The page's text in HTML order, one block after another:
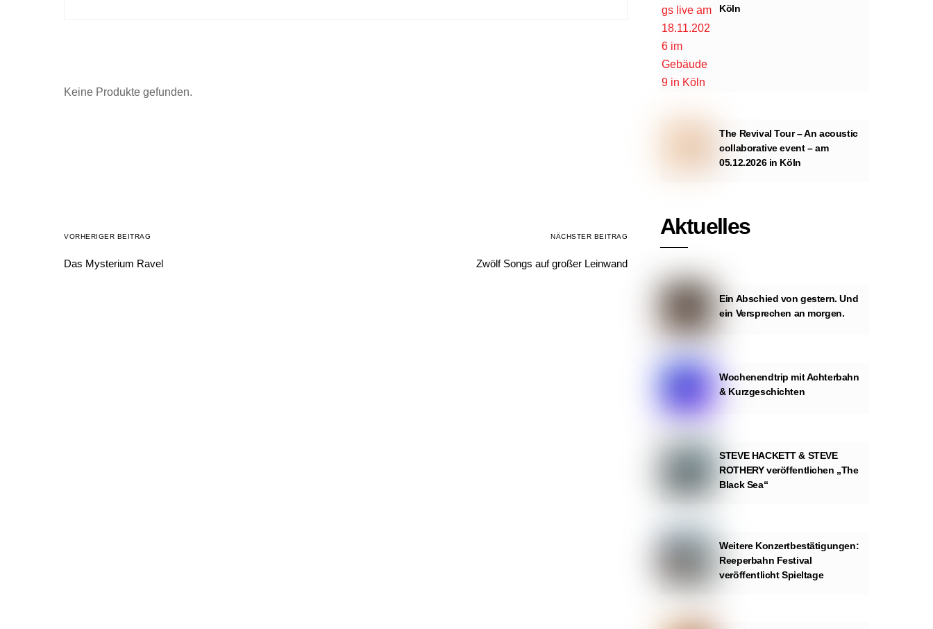
Keine Produkte gefunden.
VORHERIGER BEITRAG
Das Mysterium Ravel
NÄCHSTER BEITRAG
Zwölf Songs auf großer Leinwand
Köln
The Revival Tour – An acoustic
collaborative event – am
05.12.2026 in Köln
Aktuelles
Ein Abschied von gestern. Und
ein Versprechen an morgen.
Wochenendtrip mit Achterbahn
& Kurzgeschichten
STEVE HACKETT & STEVE
ROTHERY veröffentlichen „The
Black Sea“
Weitere Konzertbestätigungen:
Reeperbahn Festival
veröffentlicht Spieltage